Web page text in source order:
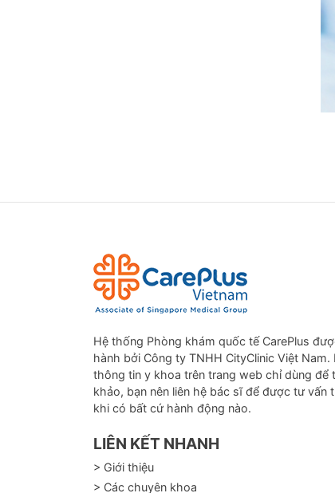
Hệ thống Phòng khám quốc tế CarePlus
hành bởi Công ty TNHH CityClinic Việt Nam.
thông tin y khoa trên trang web chỉ dùng để
khảo, bạn nên liên hệ bác sĩ để được tư vấn
khi có bất cứ hành động nào.
LIÊN KẾT NHANH
> Giới thiệu
> Các chuyên khoa